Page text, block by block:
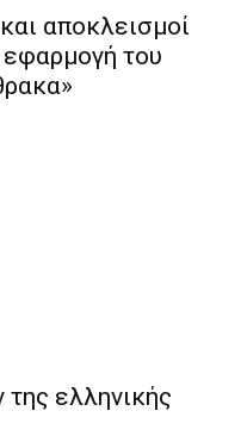
αποκλεισμοί
εφαρμογή του
ελληνικής